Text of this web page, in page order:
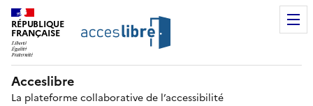
RÉPUBLIQUE
FRANÇAISE
Acceslibre
La plateforme collaborative de l’accessibilité